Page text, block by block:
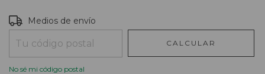
Entregas para el CP:
Medios de envío
CALCULAR
No sé mi código postal